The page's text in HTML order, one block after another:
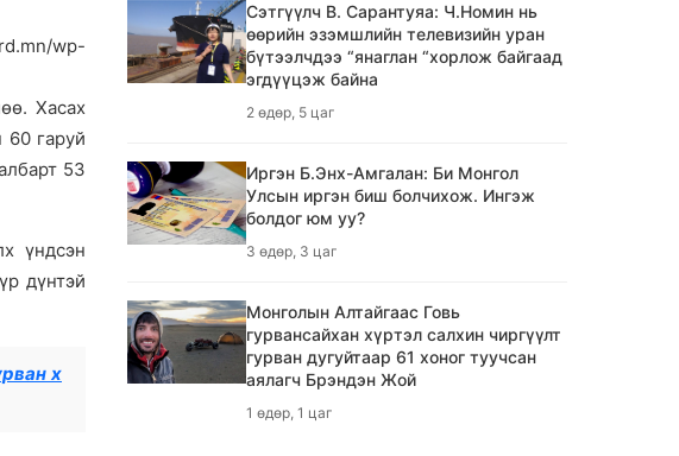
wp-
Хасах
60 гаруй
53
үндсэн
дүнтэй
х
1 өдөр, 3 цаг
ТБХ 67 асуудал хэлэлцэж, нийслэлийн
төсвийн талаарх ерөнхий хяналтын
1 өдөр, 4 цаг
Украины дроны цохилт Оросын
газрын тос боловсруулах салбарыг
1 өдөр, 5 цаг
Ихэнх нутгаар дуу цахилгаантай
аадар бороо орно
1 өдөр, 6 цаг
Сэтгүүлч В. Сарантуяа: Ч.Номин нь
өөрийн эзэмшлийн телевизийн уран
бүтээлчдээ “янаглан “хорлож байгаад
эгдүүцэж байна
2 өдөр, 5 цаг
Иргэн Б.Энх-Амгалан: Би Монгол
Улсын иргэн биш болчихож. Ингэж
болдог юм уу?
3 өдөр, 3 цаг
Монголын Алтайгаас Говь
гурвансайхан хүртэл салхин чиргүүлт
гурван дугуйтаар 61 хоног туучсан
аялагч Брэндэн Жой
1 өдөр, 1 цаг